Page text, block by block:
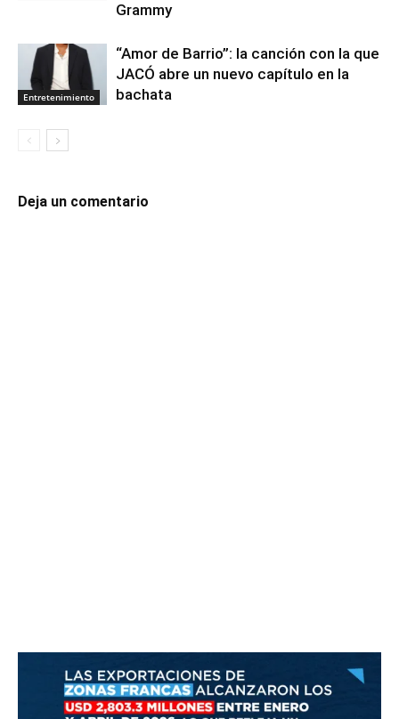
Grammy
Entretenimiento
“Amor de Barrio”: la canción con la que
JACÓ abre un nuevo capítulo en la
bachata
Deja un comentario